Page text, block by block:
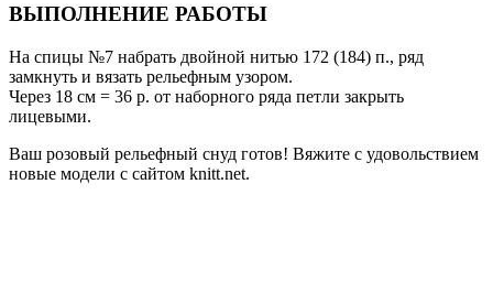
ВЫПОЛНЕНИЕ РАБОТЫ
На спицы №7 набрать двойной нитью 172 (184) п., ряд
замкнуть и вязать рельефным узором.
Через 18 cм = 36 р. от наборного ряда петли закрыть
лицевыми.
Ваш розовый рельефный снуд готов! Вяжите с удовольствием
новые модели с сайтом knitt.net.